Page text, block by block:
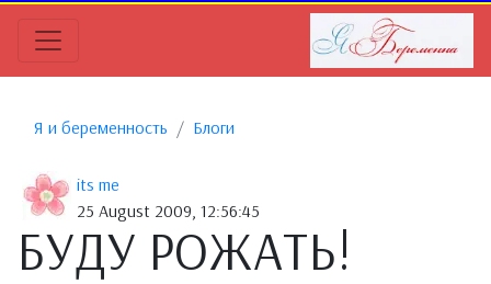
Я и беременность Блоги
its me
25 August 2009, 12:56:45
БУДУ РОЖАТЬ!